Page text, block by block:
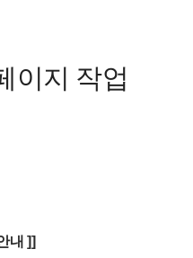
이지 작업
내 ]]